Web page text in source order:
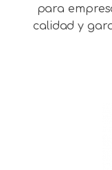
para
calidad y